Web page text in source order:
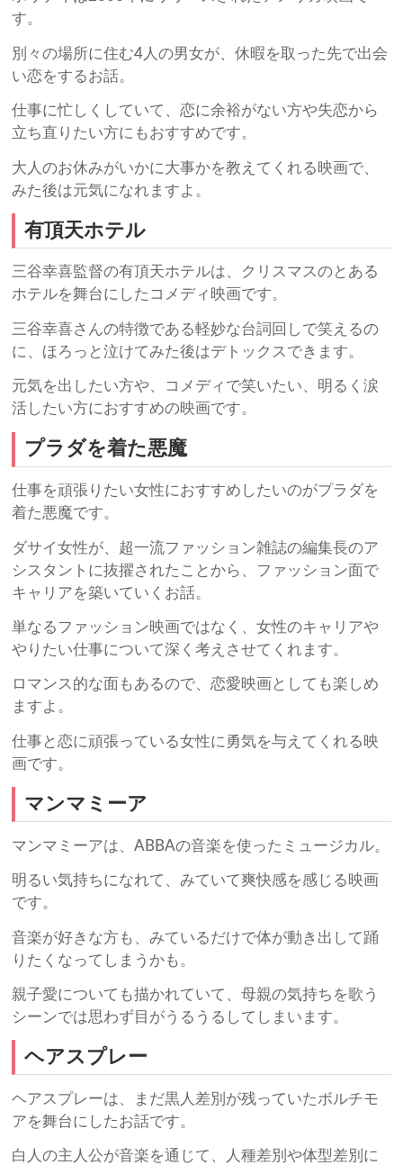
す。
別々の場所に住む4人の男女が、休暇を取った先で出会
い恋をするお話。
仕事に忙しくしていて、恋に余裕がない方や失恋から
立ち直りたい方にもおすすめです。
大人のお休みがいかに大事かを教えてくれる映画で、
みた後は元気になれますよ。
有頂天ホテル
三谷幸喜監督の有頂天ホテルは、クリスマスのとある
ホテルを舞台にしたコメディ映画です。
三谷幸喜さんの特徴である軽妙な台詞回しで笑えるの
に、ほろっと泣けてみた後はデトックスできます。
元気を出したい方や、コメディで笑いたい、明るく涙
活したい方におすすめの映画です。
プラダを着た悪魔
仕事を頑張りたい女性におすすめしたいのがプラダを
着た悪魔です。
ダサイ女性が、超一流ファッション雑誌の編集長のア
シスタントに抜擢されたことから、ファッション面で
キャリアを築いていくお話。
単なるファッション映画ではなく、女性のキャリアや
やりたい仕事について深く考えさせてくれます。
ロマンス的な面もあるので、恋愛映画としても楽しめ
ますよ。
仕事と恋に頑張っている女性に勇気を与えてくれる映
画です。
マンマミーア
マンマミーアは、ABBAの音楽を使ったミュージカル。
明るい気持ちになれて、みていて爽快感を感じる映画
です。
音楽が好きな方も、みているだけで体が動き出して踊
りたくなってしまうかも。
親子愛についても描かれていて、母親の気持ちを歌う
シーンでは思わず目がうるうるしてしまいます。
ヘアスプレー
ヘアスプレーは、まだ黒人差別が残っていたボルチモ
アを舞台にしたお話です。
白人の主人公が音楽を通じて、人種差別や体型差別に